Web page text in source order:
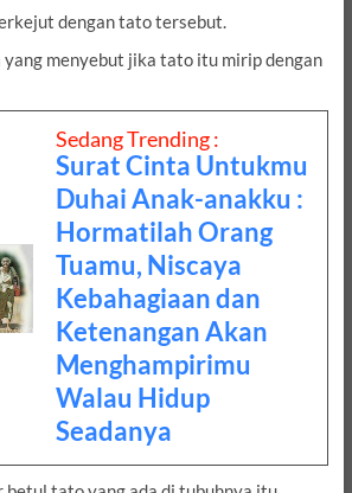
dengan tato tersebut.
menyebut jika tato itu mirip dengan
Sedang Trending :
Surat Cinta Untukmu
Duhai Anak-anakku :
Hormatilah Orang
Tuamu, Niscaya
Kebahagiaan dan
Ketenangan Akan
Menghampirimu
Walau Hidup
Seadanya